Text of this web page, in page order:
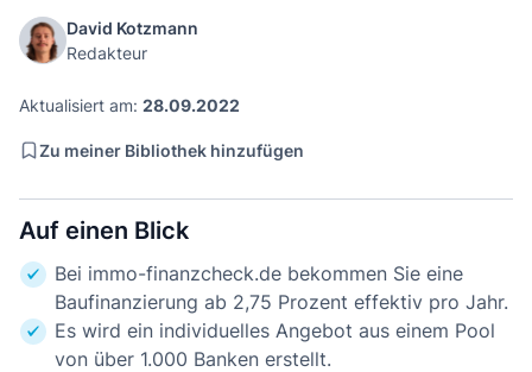
David Kotzmann
Redakteur
Aktualisiert am: 28.09.2022
Zu meiner Bibliothek hinzufügen
Auf einen Blick
Bei immo-finanzcheck.de bekommen Sie eine
Baufinanzierung ab 2,75 Prozent effektiv pro Jahr.
Es wird ein individuelles Angebot aus einem Pool
von über 1.000 Banken erstellt.